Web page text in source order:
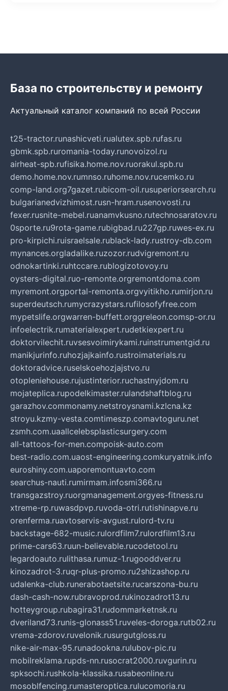
База по строительству и ремонту
Актуальный каталог компаний по всей России
t25-tractor.runashicveti.rualutex.spb.rufas.ru
gbmk.spb.ruromania-today.runovoizol.ru
airheat-spb.rufisika.home.nov.ruorakul.spb.ru
demo.home.nov.rumnso.ruhome.nov.rucemko.ru
comp-land.org7gazet.rubicom-oil.rusuperiorsearch.ru
bulgarianedvizhimost.rusn-hram.rusenovosti.ru
fexer.rusnite-mebel.ruanamvkusno.rutechnosaratov.ru
0sporte.ru9rota-game.rubigbad.ru227gp.ruwes-ex.ru
pro-kirpichi.ruisraelsale.rublack-lady.rustroy-db.com
mynances.orgladalike.ruzozor.rudvigremont.ru
odnokartinki.ruhtccare.rublogizotovoy.ru
oysters-digital.ruo-remonte.orgremontdoma.com
myremont.orgportal-remonta.orgvyitikho.rumirjon.ru
superdeutsch.rumycrazystars.rufilosofyfree.com
mypetslife.orgwarren-buffett.orggreleon.comsp-or.ru
infoelectrik.rumaterialexpert.rudetkiexpert.ru
doktorvilechit.ruvsesvoimirykami.ruinstrumentgid.ru
manikjurinfo.ruhozjajkainfo.rustroimaterials.ru
doktoradvice.ruselskoehozjajstvo.ru
otopleniehouse.rujustinterior.ruchastnyjdom.ru
mojateplica.rupodelkimaster.rulandshaftblog.ru
garazhov.commonamy.netstroysnami.kzlcna.kz
stroyu.kzmy-vesta.comtimeszp.comavtoguru.net
zsmh.com.uaallcelebsplasticsurgery.com
all-tattoos-for-men.compoisk-auto.com
best-radio.com.uaost-engineering.comkuryatnik.info
euroshiny.com.uaporemontuavto.com
searchus-nauti.rumirmam.infosmi366.ru
transgazstroy.ruorgmanagement.orgyes-fitness.ru
xtreme-rp.ruwasdpvp.ruvoda-otri.rutishinapve.ru
orenferma.ruavtoservis-avgust.rulord-tv.ru
backstage-682-music.rulordfilm7.rulordfilm13.ru
prime-cars63.ruun-believable.rucodetool.ru
legardoauto.rulithasa.rumuz-1.rugooddver.ru
kinozadrot-3.ruqr-plus-promo.ru2shizashop.ru
udalenka-club.runerabotaetsite.rucarszona-bu.ru
dash-cash-now.rubravoprod.rukinozadrot13.ru
hotteygroup.rubagira31.rudommarketnsk.ru
dveriland73.runis-glonass51.ruveles-doroga.rutb02.ru
vrema-zdorov.ruvelonik.rusurgutgloss.ru
nike-air-max-95.runadookna.rulubov-pic.ru
mobilreklama.rupds-nn.rusocrat2000.ruvgurin.ru
spksochi.rushkola-klassika.rusabeonline.ru
mosoblfencing.rumasteroptica.rulucomoria.ru